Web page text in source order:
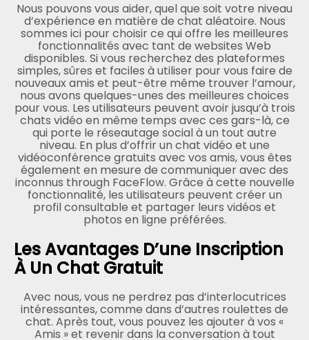
Nous pouvons vous aider, quel que soit votre niveau
d’expérience en matière de chat aléatoire. Nous
sommes ici pour choisir ce qui offre les meilleures
fonctionnalités avec tant de websites Web
disponibles. Si vous recherchez des plateformes
simples, sûres et faciles à utiliser pour vous faire de
nouveaux amis et peut-être même trouver l’amour,
nous avons quelques-unes des meilleures choices
pour vous. Les utilisateurs peuvent avoir jusqu’à trois
chats vidéo en même temps avec ces gars-là, ce
qui porte le réseautage social à un tout autre
niveau. En plus d’offrir un chat vidéo et une
vidéoconférence gratuits avec vos amis, vous êtes
également en mesure de communiquer avec des
inconnus through FaceFlow. Grâce à cette nouvelle
fonctionnalité, les utilisateurs peuvent créer un
profil consultable et partager leurs vidéos et
photos en ligne préférées.
Les Avantages D’une Inscription
À Un Chat Gratuit
Avec nous, vous ne perdrez pas d’interlocutrices
intéressantes, comme dans d’autres roulettes de
chat. Après tout, vous pouvez les ajouter à vos «
Amis » et revenir dans la conversation à tout